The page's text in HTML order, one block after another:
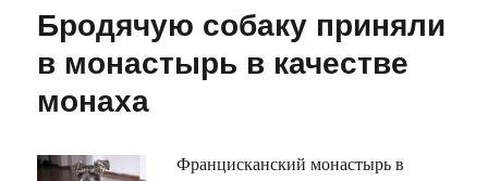
Бродячую собаку приняли
в монастырь в качестве
монаха
Францисканский монастырь в